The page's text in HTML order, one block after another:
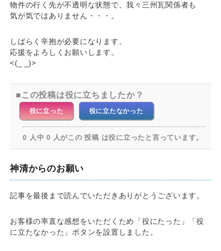
物件の行く先が不透明な状態で、我々三州瓦関係者も
気が気ではありません・・・。
しばらく辛抱が必要になります。
応援をよろしくお願いします。
<(_ _)>
この投稿は役に立ちましたか？
役に立った 役に立たなかった
0 人中 0 人がこの 投稿 は役に立ったと言っています。
神清からのお願い
記事を最後まで読んでいただきありがとうございます。
お客様の率直な感想をいただくため「役にたった」「役
に立たなかった」ボタンを設置しました。